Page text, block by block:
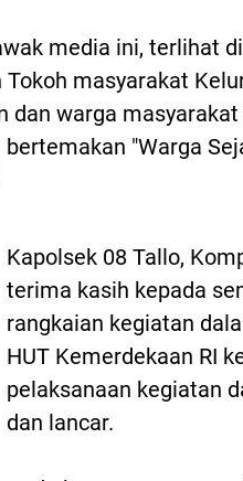
media ini, terlihat
masyarakat
dan warga
"Warga
Kapolsek 08 Tallo,
terima kasih kepada
rangkaian kegiatan
HUT Kemerdekaan RI
pelaksanaan kegiatan
dan lancar.